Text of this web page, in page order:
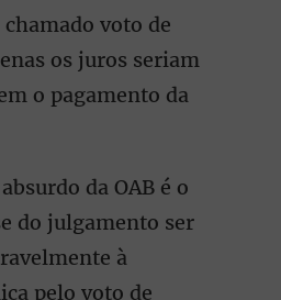
voto de
os juros seriam
o pagamento da
da OAB é o
do julgamento ser
à
pelo voto de